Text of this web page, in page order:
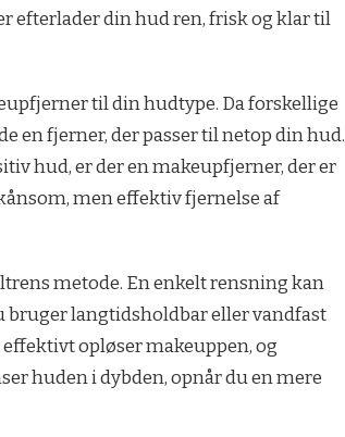
efterlader din hud ren, frisk og klar til
til din hudtype. Da forskellige
en fjerner, der passer til netop din hud.
hud, er der en makeupfjerner, der er
men effektiv fjernelse af
metode. En enkelt rensning kan
bruger langtidsholdbar eller vandfast
opløser makeuppen, og
huden i dybden, opnår du en mere